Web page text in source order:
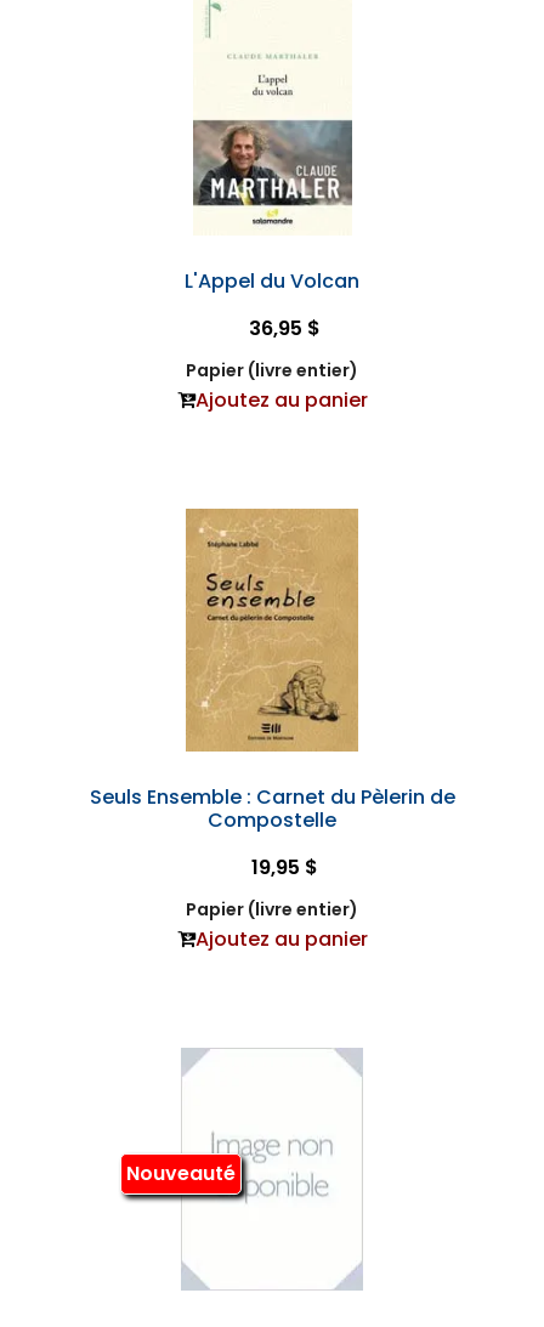
L'Appel du Volcan
36,95 $
Papier (livre entier)
Ajoutez au panier
Seuls Ensemble : Carnet du Pèlerin de
Compostelle
19,95 $
Papier (livre entier)
Ajoutez au panier
Nouveauté